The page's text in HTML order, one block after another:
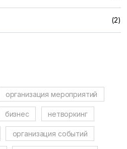
(2)
организация мероприятий
бизнес нетворкинг
организация событий